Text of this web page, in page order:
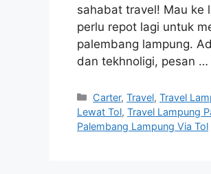
sahabat travel! Mau ke
perlu repot lagi untuk
palembang lampung.
dan tekhnoligi, pesan …
Kategori
Carter,Travel,Travel
Lewat Tol, Travel Lampung
Palembang Lampung Via Tol